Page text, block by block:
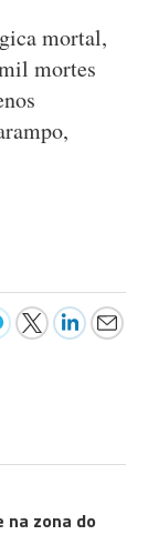
mortal,
mortes
na zona do